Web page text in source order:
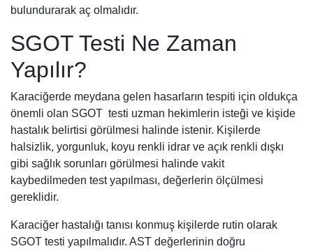
bulundurarak aç olmalıdır.
SGOT Testi Ne Zaman
Yapılır?
Karaciğerde meydana gelen hasarların tespiti için oldukça
önemli olan SGOT testi uzman hekimlerin isteği ve kişide
hastalık belirtisi görülmesi halinde istenir. Kişilerde
halsizlik, yorgunluk, koyu renkli idrar ve açık renkli dışkı
gibi sağlık sorunları görülmesi halinde vakit
kaybedilmeden test yapılması, değerlerin ölçülmesi
gereklidir.
Karaciğer hastalığı tanısı konmuş kişilerde rutin olarak
SGOT testi yapılmalıdır. AST değerlerinin doğru